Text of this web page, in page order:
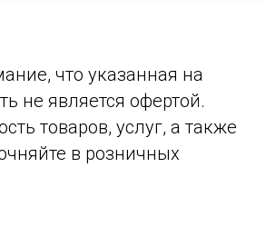
что указанная на
не является офертой.
товаров, услуг, а также
в розничных